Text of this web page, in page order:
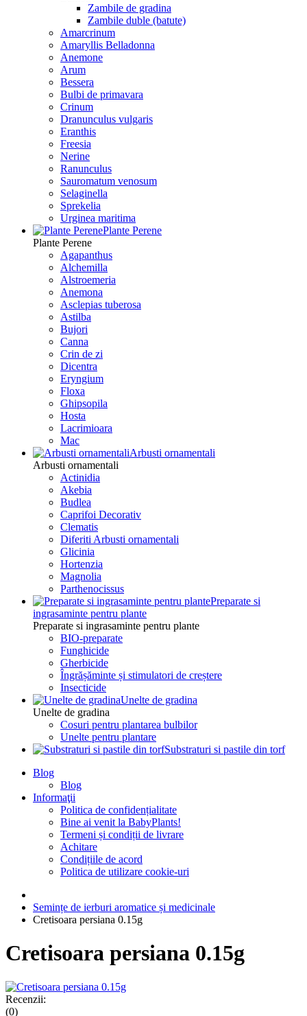
Zambile de gradina
Zambile duble (batute)
Amarcrinum
Amaryllis Belladonna
Anemone
Arum
Bessera
Bulbi de primavara
Crinum
Dranunculus vulgaris
Eranthis
Freesiа
Nerine
Ranunculus
Sauromatum venosum
Selaginella
Sprekelia
Urginea maritima
Plante Perene
Plante Perene
Agapanthus
Alchemilla
Alstroemeria
Anemona
Asclepias tuberosa
Astilba
Bujori
Canna
Crin de zi
Dicentra
Eryngium
Floxa
Ghipsopila
Hosta
Lacrimioara
Mac
Arbusti ornamentali
Arbusti ornamentali
Actinidia
Akebia
Budlea
Caprifoi Decorativ
Clematis
Diferiti Arbusti ornamentali
Glicinia
Hortenzia
Magnolia
Parthenocissus
Preparate si
ingrasaminte pentru plante
Preparate si ingrasaminte pentru plante
BIO-preparate
Funghicide
Gherbicide
Îngrășăminte și stimulatori de creștere
Insecticide
Unelte de gradina
Unelte de gradina
Cosuri pentru plantarea bulbilor
Unelte pentru plantare
Substraturi si pastile din torf
Blog
Blog
Informaţii
Politica de confidențialitate
Bine ai venit la BabyPlants!
Termeni și condiții de livrare
Achitare
Condițiile de acord
Politica de utilizare cookie-uri
Semințe de ierburi aromatice și medicinale
Cretisoara persiana 0.15g
Cretisoara persiana 0.15g
Recenzii:
(0)